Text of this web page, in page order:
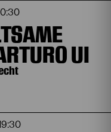
UI